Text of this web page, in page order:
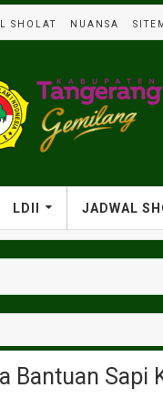
SHOLAT NUANSA
LDII JADWAL
Bantuan Sapi